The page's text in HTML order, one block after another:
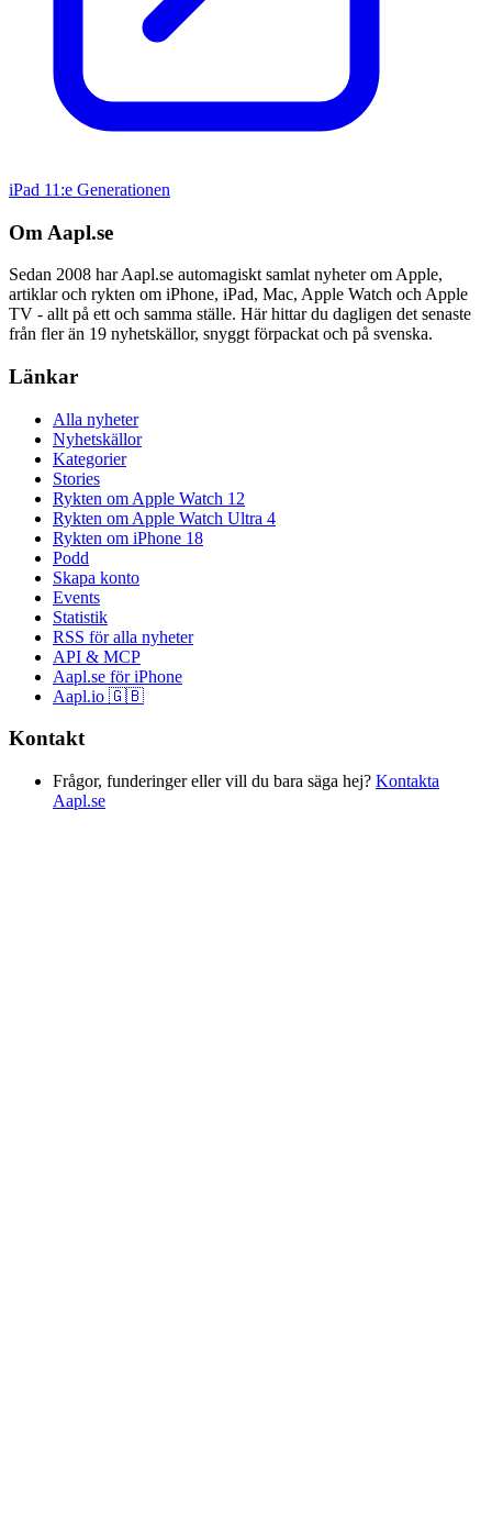
iPad 11:e Generationen
Om Aapl.se
Sedan 2008 har Aapl.se automagiskt samlat nyheter om Apple,
artiklar och rykten om iPhone, iPad, Mac, Apple Watch och Apple
TV - allt på ett och samma ställe. Här hittar du dagligen det senaste
från fler än 19 nyhetskällor, snyggt förpackat och på svenska.
Länkar
Alla nyheter
Nyhetskällor
Kategorier
Stories
Rykten om Apple Watch 12
Rykten om Apple Watch Ultra 4
Rykten om iPhone 18
Podd
Skapa konto
Events
Statistik
RSS för alla nyheter
API & MCP
Aapl.se för iPhone
Aapl.io 🇬🇧
Kontakt
Frågor, funderinger eller vill du bara säga hej? Kontakta
Aapl.se